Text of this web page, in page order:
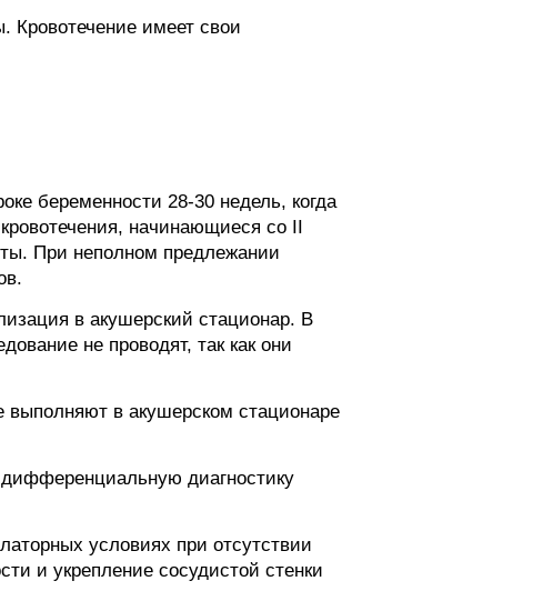
Кровотечение имеет свои
беременности 28-30 недель, когда
начинающиеся со II
При неполном предлежании
в акушерский стационар. В
не проводят, так как они
в акушерском стационаре
дифференциальную диагностику
условиях при отсутствии
и укрепление сосудистой стенки